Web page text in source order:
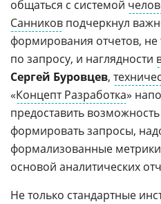
общаться с системой
Санников подчеркнул
формирования отчетов, не
по запросу, и наглядности
Сергей Буровцев,
«Концепт Разработка»
предоставить
формировать запросы,
формализованные
основой аналитических
Не только стандартные